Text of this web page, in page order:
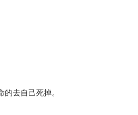
去自己死掉。